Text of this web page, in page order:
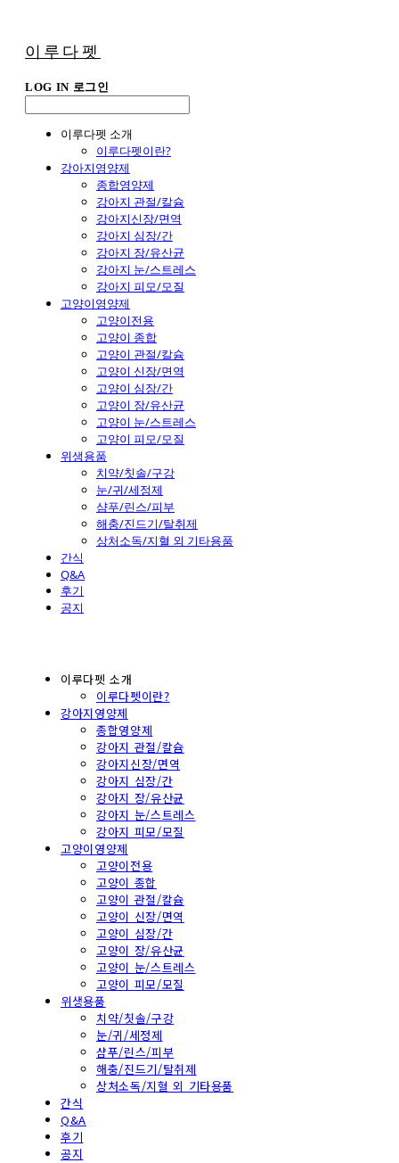
이루다펫
LOG IN 로그인
이루다펫 소개
이루다펫이란?
강아지영양제
종합영양제
강아지 관절/칼슘
강아지신장/면역
강아지 심장/간
강아지 장/유산균
강아지 눈/스트레스
강아지 피모/모질
고양이영양제
고양이전용
고양이 종합
고양이 관절/칼슘
고양이 신장/면역
고양이 심장/간
고양이 장/유산균
고양이 눈/스트레스
고양이 피모/모질
위생용품
치약/칫솔/구강
눈/귀/세정제
샴푸/린스/피부
해충/진드기/탈취제
상처소독/지혈 외 기타용품
간식
Q&A
후기
공지
이루다펫 소개
이루다펫이란?
강아지영양제
종합영양제
강아지 관절/칼슘
강아지신장/면역
강아지 심장/간
강아지 장/유산균
강아지 눈/스트레스
강아지 피모/모질
고양이영양제
고양이전용
고양이 종합
고양이 관절/칼슘
고양이 신장/면역
고양이 심장/간
고양이 장/유산균
고양이 눈/스트레스
고양이 피모/모질
위생용품
치약/칫솔/구강
눈/귀/세정제
샴푸/린스/피부
해충/진드기/탈취제
상처소독/지혈 외 기타용품
간식
Q&A
후기
공지